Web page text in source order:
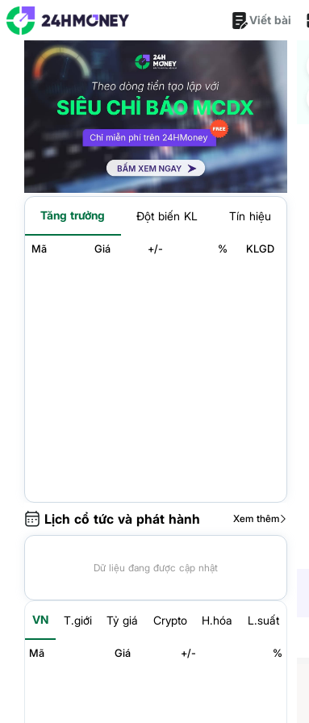
Viết bài
Tăng trưởng Đột biến KL Tín hiệu
Mã Giá +/- % KLGD
Lịch cổ tức và phát hành Xem thêm
Dữ liệu đang được cập nhật
VN T.giới Tỷ giá Crypto H.hóa L.suất
Mã Giá +/- %